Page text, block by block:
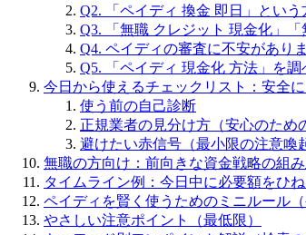
Q2. 「ペイディ 換金 即日」という
Q3. 「無職 クレジット 現金化」
Q4. ペイディの審査に不安があり
Q5. 「ペイディ 現金化 方法」を
今日から使えるチェックリスト：安全
使う前の自己診断
正規業者の見分け方（安心のため
避けたい赤信号（最小限の注意喚
無職の方向け：前向きな資金戦略の組
タイムライン例：今日中に必要額をひ
ペイディを賢く使うためのミニルール（
やさしい注意ポイント（最低限）